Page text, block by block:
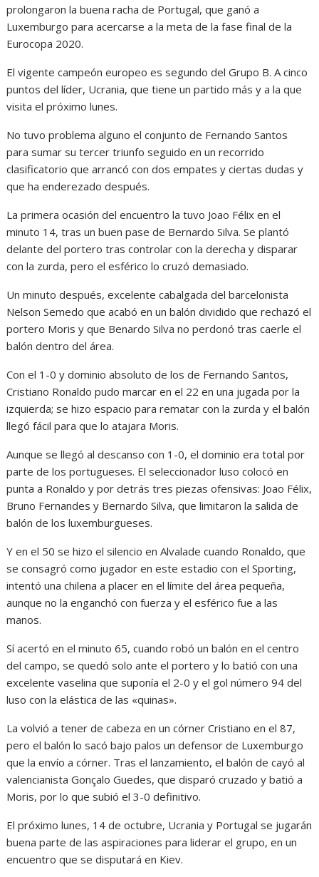
prolongaron la buena racha de Portugal, que ganó a
Luxemburgo para acercarse a la meta de la fase final de la
Eurocopa 2020.
El vigente campeón europeo es segundo del Grupo B. A cinco
puntos del líder, Ucrania, que tiene un partido más y a la que
visita el próximo lunes.
No tuvo problema alguno el conjunto de Fernando Santos
para sumar su tercer triunfo seguido en un recorrido
clasificatorio que arrancó con dos empates y ciertas dudas y
que ha enderezado después.
La primera ocasión del encuentro la tuvo Joao Félix en el
minuto 14, tras un buen pase de Bernardo Silva. Se plantó
delante del portero tras controlar con la derecha y disparar
con la zurda, pero el esférico lo cruzó demasiado.
Un minuto después, excelente cabalgada del barcelonista
Nelson Semedo que acabó en un balón dividido que rechazó el
portero Moris y que Benardo Silva no perdonó tras caerle el
balón dentro del área.
Con el 1-0 y dominio absoluto de los de Fernando Santos,
Cristiano Ronaldo pudo marcar en el 22 en una jugada por la
izquierda; se hizo espacio para rematar con la zurda y el balón
llegó fácil para que lo atajara Moris.
Aunque se llegó al descanso con 1-0, el dominio era total por
parte de los portugueses. El seleccionador luso colocó en
punta a Ronaldo y por detrás tres piezas ofensivas: Joao Félix,
Bruno Fernandes y Bernardo Silva, que limitaron la salida de
balón de los luxemburgueses.
Y en el 50 se hizo el silencio en Alvalade cuando Ronaldo, que
se consagró como jugador en este estadio con el Sporting,
intentó una chilena a placer en el límite del área pequeña,
aunque no la enganchó con fuerza y el esférico fue a las
manos.
Sí acertó en el minuto 65, cuando robó un balón en el centro
del campo, se quedó solo ante el portero y lo batió con una
excelente vaselina que suponía el 2-0 y el gol número 94 del
luso con la elástica de las «quinas».
La volvió a tener de cabeza en un córner Cristiano en el 87,
pero el balón lo sacó bajo palos un defensor de Luxemburgo
que la envío a córner. Tras el lanzamiento, el balón de cayó al
valencianista Gonçalo Guedes, que disparó cruzado y batió a
Moris, por lo que subió el 3-0 definitivo.
El próximo lunes, 14 de octubre, Ucrania y Portugal se jugarán
buena parte de las aspiraciones para liderar el grupo, en un
encuentro que se disputará en Kiev.